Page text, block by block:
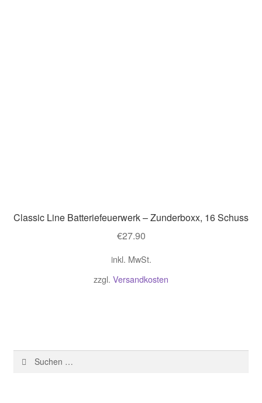
Classic Line Batteriefeuerwerk – Zunderboxx, 16 Schuss
€27.90
inkl. MwSt.
zzgl. Versandkosten